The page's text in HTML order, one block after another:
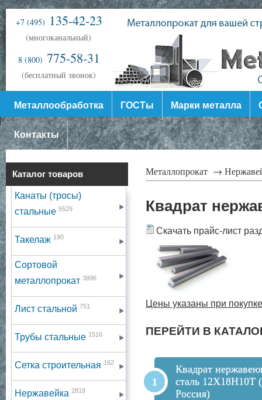
+7 (495) 135-42-23
(многоканальный)
8 (800) 775-58-31
(бесплатный звонок)
Металлообработка ГОСТы Марки металла
Контакты
Каталог товаров
Канаты (тросы)
стальные 5529
Такелаж 190
Сортовой
металлопрокат 3896
Лист стальной 751
Трубы стальные 1516
Сетка строительная 162
Нержавейка 2818
Металлопрокат →
Квадрат
Скачать прайс-лист
Цены указаны при
ПЕРЕЙТИ В
Квадрат
сталь 12Х18Н10Т
Россия)